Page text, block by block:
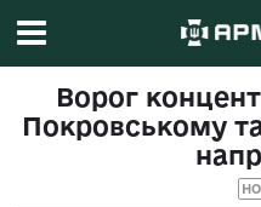
Ворог
Покровському